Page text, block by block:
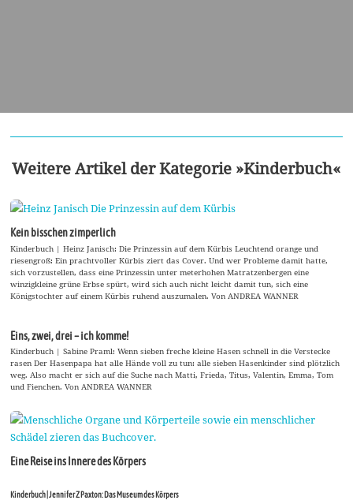
Weitere Artikel der Kategorie »Kinderbuch«
Kein bisschen zimperlich
Kinderbuch | Heinz Janisch: Die Prinzessin auf dem Kürbis Leuchtend orange und
riesengroß: Ein prachtvoller Kürbis ziert das Cover. Und wer Probleme damit hatte,
sich vorzustellen, dass eine Prinzessin unter meterhohen Matratzenbergen eine
winzigkleine grüne Erbse spürt, wird sich auch nicht leicht damit tun, sich eine
Königstochter auf einem Kürbis ruhend auszumalen. Von ANDREA WANNER
Eins, zwei, drei – ich komme!
Kinderbuch | Sabine Praml: Wenn sieben freche kleine Hasen schnell in die Verstecke
rasen Der Hasenpapa hat alle Hände voll zu tun: alle sieben Hasenkinder sind plötzlich
weg. Also macht er sich auf die Suche nach Matti, Frieda, Titus, Valentin, Emma, Tom
und Fienchen. Von ANDREA WANNER
Eine Reise ins Innere des Körpers
Kinderbuch | Jennifer Z Paxton: Das Museum des Körpers